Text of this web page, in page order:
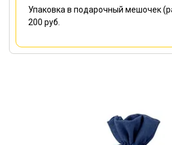
Упаковка в подарочный мешочек
200 руб.